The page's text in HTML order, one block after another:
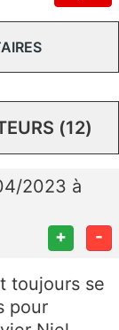
(12)
2023 à
+ -
toujours se
pour